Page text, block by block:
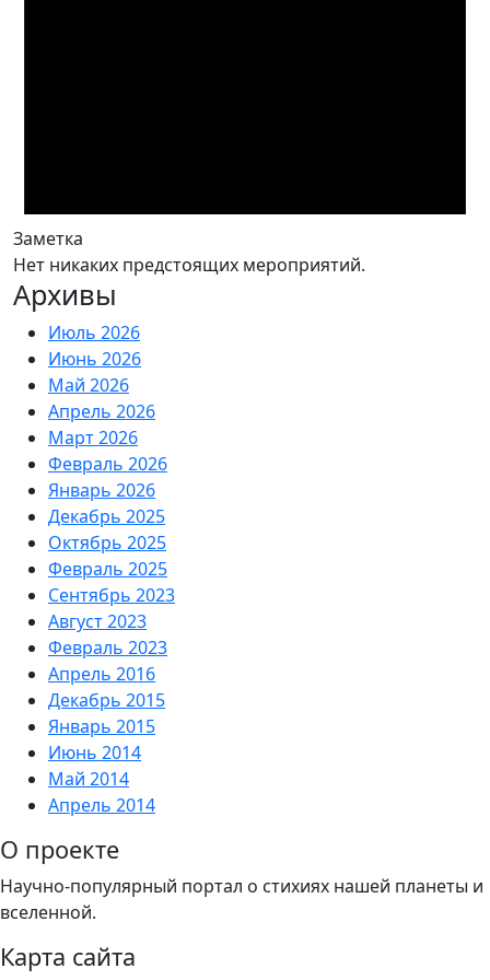
Заметка
Нет никаких предстоящих мероприятий.
Архивы
Июль 2026
Июнь 2026
Май 2026
Апрель 2026
Март 2026
Февраль 2026
Январь 2026
Декабрь 2025
Октябрь 2025
Февраль 2025
Сентябрь 2023
Август 2023
Февраль 2023
Апрель 2016
Декабрь 2015
Январь 2015
Июнь 2014
Май 2014
Апрель 2014
О проекте
Научно-популярный портал о стихиях нашей планеты и
вселенной.
Карта сайта